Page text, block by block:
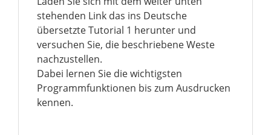
stehenden Link das ins Deutsche
übersetzte Tutorial 1 herunter und
versuchen Sie, die beschriebene Weste
nachzustellen.
Dabei lernen Sie die wichtigsten
Programmfunktionen bis zum Ausdrucken
kennen.